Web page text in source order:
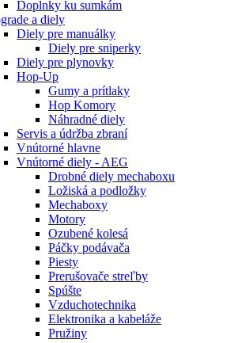
Doplnky ku sumkám
a diely
Diely pre manuálky
Diely pre sniperky
Diely pre plynovky
Hop-Up
Gumy a prítlaky
Hop Komory
Náhradné diely
Servis a údržba zbraní
Vnútorné hlavne
Vnútorné diely - AEG
Drobné diely mechaboxu
Ložiská a podložky
Mechaboxy
Motory
Ozubené kolesá
Páčky podávača
Piesty
Prerušovače streľby
Spúšte
Vzduchotechnika
Elektronika a kabeláže
Pružiny